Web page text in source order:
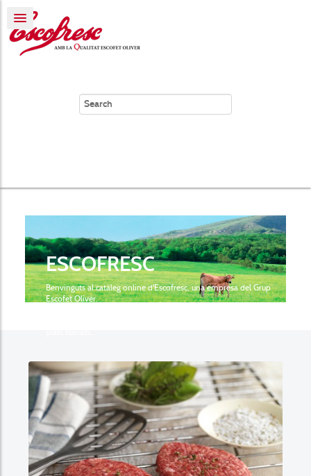
ESCOFRESC
Benvinguts al catàleg online d'Escofresc, una empresa del Grup
Escofet Oliver.